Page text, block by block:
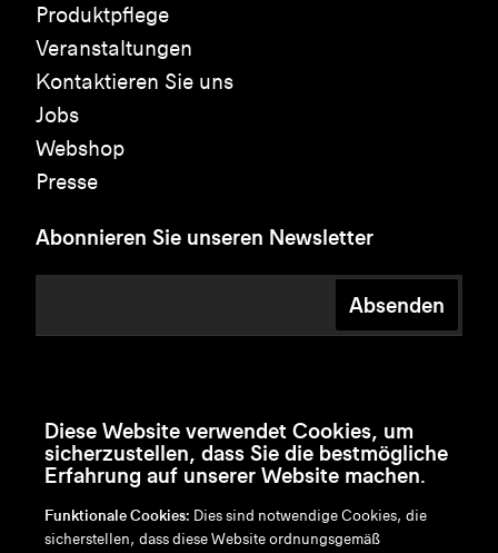
Produktpflege
Veranstaltungen
Kontaktieren Sie uns
Jobs
Webshop
Presse
Abonnieren Sie unseren Newsletter
Absenden
Diese Website verwendet Cookies, um
sicherzustellen, dass Sie die bestmögliche
Erfahrung auf unserer Website machen.
Funktionale Cookies: Dies sind notwendige Cookies, die
sicherstellen, dass diese Website ordnungsgemäß